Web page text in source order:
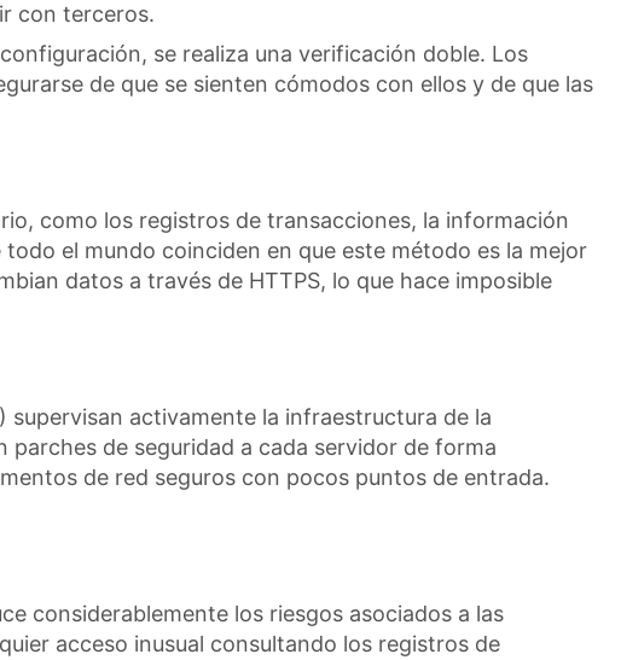
con terceros.
se realiza una verificación doble. Los
de que se sienten cómodos con ellos y de que las
como los registros de transacciones, la información
el mundo coinciden en que este método es la mejor
datos a través de HTTPS, lo que hace imposible
activamente la infraestructura de la
de seguridad a cada servidor de forma
de red seguros con pocos puntos de entrada.
considerablemente los riesgos asociados a las
acceso inusual consultando los registros de